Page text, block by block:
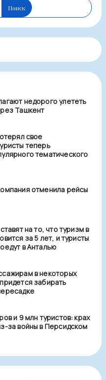
Поиск
недорого улететь
Ташкент
свое
теперь
тематического
отменила рейсы
на то, что туризм в
за 5 лет, и туристы
в Анталью
в некоторых
забирать
и 9 млн туристов: крах
за войны в Персидском